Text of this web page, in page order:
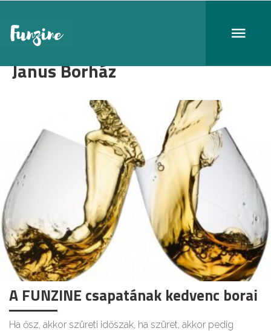
Janus Borház
A FUNZINE csapatának kedvenc borai
Ha ősz, akkor szüreti időszak, ha szüret, akkor pedig